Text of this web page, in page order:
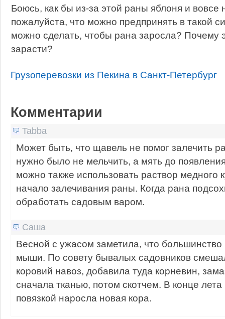
Боюсь, как бы из-за этой раны яблоня и вовсе
пожалуйста, что можно предпринять в такой
можно сделать, чтобы рана заросла? Почему
зарасти?
Грузоперевозки из Пекина в Санкт-Петербург
Комментарии
Tabba
Может быть, что щавель не помог залечить
нужно было не мельчить, а мять до
можно также использовать раствор медного
начало залечивания раны. Когда рана
обработать садовым варом.
Саша
Весной с ужасом заметила, что
мыши. По совету бывалых садовников
коровий навоз, добавила туда корневин,
сначала тканью, потом скотчем. В конце
повязкой наросла новая кора.